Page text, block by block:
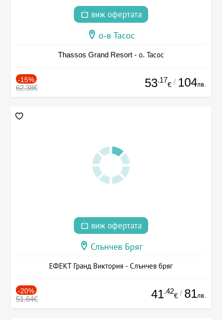
виж офертата
о-в Тасос
Thassos Grand Resort - о. Тасос
-15%
62.38€ 53.17
€ / 104лв.
виж офертата
Слънчев Бряг
ЕФЕКТ Гранд Виктория - Слънчев бряг
-20%
51.64€ 41.42
€ / 81лв.